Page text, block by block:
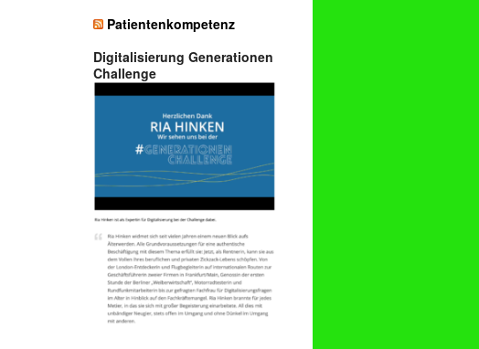
Patientenkompetenz
Digitalisierung Generationen
Challenge